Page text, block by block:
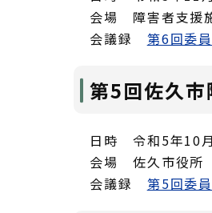
会場 障害者支援
会議録 第6回委
第5回佐久
日時 令和5年10月
会場 佐久市役所
会議録 第5回委